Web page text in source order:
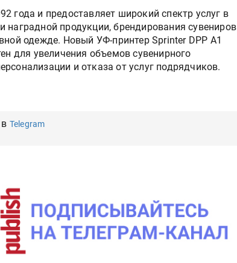
года и предоставляет широкий спектр услуг в
продукции, брендирования сувениров
одежде. Новый УФ-принтер Sprinter DPP A1
для увеличения объемов сувенирного
и отказа от услуг подрядчиков.
Telegram